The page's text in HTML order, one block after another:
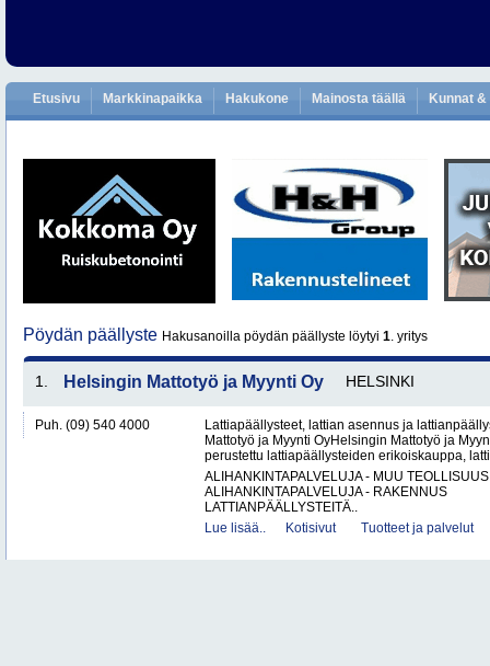
Etusivu Markkinapaikka Hakukone Mainosta täällä Kunnat
Pöydän päällyste Hakusanoilla pöydän päällyste löytyi 1. yritys
1. Helsingin Mattotyö ja Myynti Oy HELSINKI
Puh. (09) 540 4000
Lattiapäällysteet, lattian asennus ja
Mattotyö ja Myynti OyHelsingin Mattotyö ja
perustettu lattiapäällysteiden erikoiskauppa,
ALIHANKINTAPALVELUJA - MUU TEOLLISUUS
ALIHANKINTAPALVELUJA - RAKENNUS
LATTIANPÄÄLLYSTEITÄ..
Lue lisää..
Kotisivut Tuotteet ja palvelut